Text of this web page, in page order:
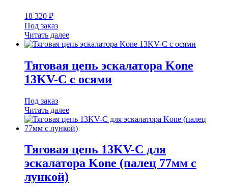
18 320 ₽
Под заказ
Читать далее
Тяговая цепь эскалатора Kone
13KV-C с осями
Под заказ
Читать далее
Тяговая цепь 13KV-C для
эскалатора Kone (палец 77мм с
лункой)